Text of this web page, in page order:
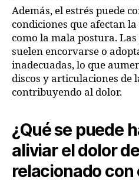
Además, el estrés puede
condiciones que afectan
como la mala postura.
suelen encorvarse o
inadecuadas, lo que
discos y articulaciones de
contribuyendo al dolor.
¿Qué se puede
aliviar el dolor
relacionado con